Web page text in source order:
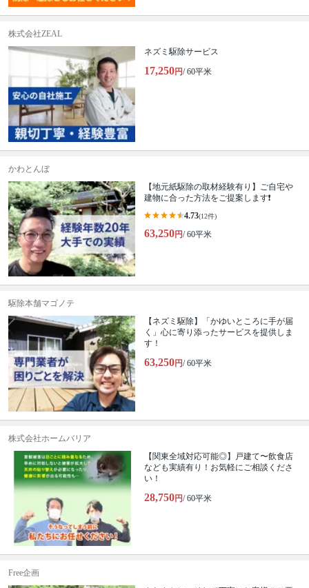
株式会社ZEAL
ネズミ駆除サービス
17,250円/ 60平米
かわとんぼ
【地元紙駆除の取材経験有り】ご自宅や
建物に合った方法をご提案します❗️
4.73(12件)
63,250円/ 60平米
駆除本舗マゴノテ
【ネズミ駆除】「かゆいところに手が届
く」心に寄り添ったサービスを提供しま
す！
63,250円/ 60平米
株式会社ホームバリア
【関東全域対応可能◎】戸建て〜飲食店
なども実績有り！お気軽にご相談くださ
い！
28,750円/ 60平米
Free企画